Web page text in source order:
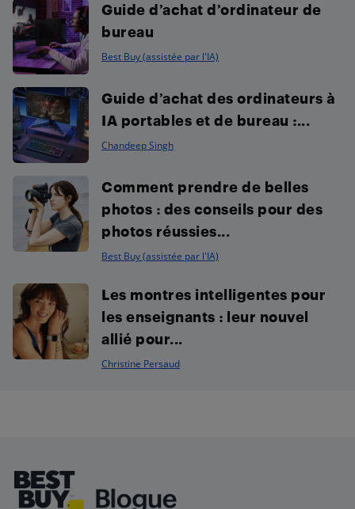
Guide d’achat d’ordinateur de
bureau
Best Buy (assistée par l'IA)
Guide d’achat des ordinateurs à
IA portables et de bureau :...
Chandeep Singh
Comment prendre de belles
photos : des conseils pour des
photos réussies...
Best Buy (assistée par l'IA)
Les montres intelligentes pour
les enseignants : leur nouvel
allié pour...
Christine Persaud